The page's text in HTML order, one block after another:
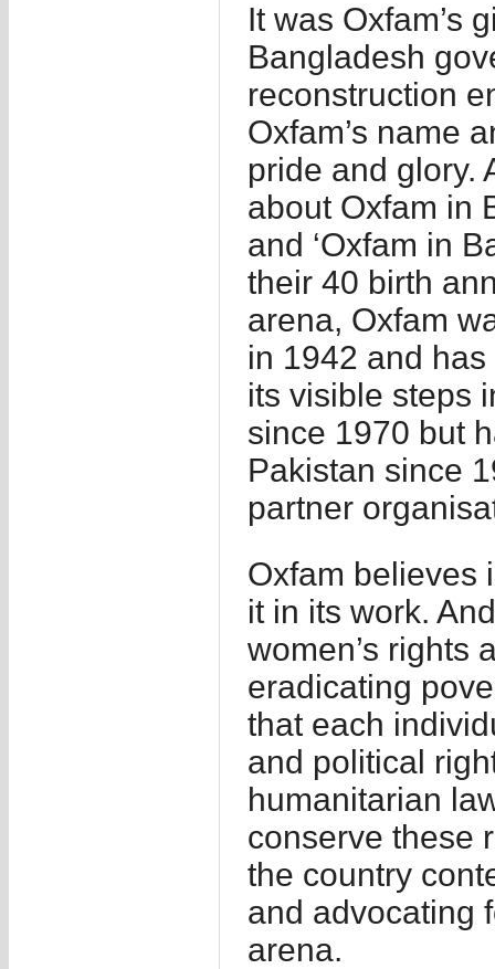
It was Oxfam’s
Bangladesh
reconstruction
Oxfam’s name
pride and glory.
about Oxfam in
and ‘Oxfam in
their 40 birth
arena, Oxfam
in 1942 and
its visible steps
since 1970 but
Pakistan since
partner
Oxfam believes
it in its work.
women’s rights
eradicating
that each
and political
humanitarian
conserve these
the country
and advocating
arena.